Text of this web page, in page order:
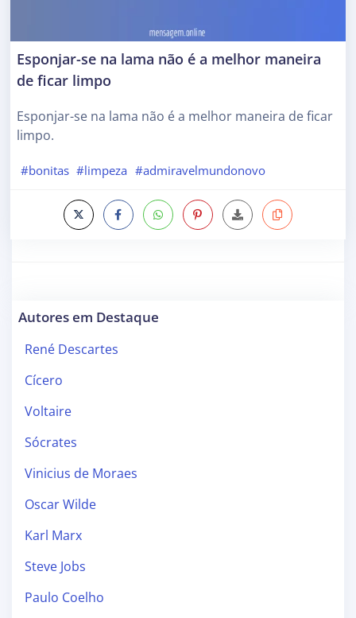
Esponjar-se na lama não é a melhor maneira
de ficar limpo
Esponjar-se na lama não é a melhor maneira de ficar
limpo.
#bonitas #limpeza #admiravelmundonovo
Autores em Destaque
René Descartes
Cícero
Voltaire
Sócrates
Vinicius de Moraes
Oscar Wilde
Karl Marx
Steve Jobs
Paulo Coelho